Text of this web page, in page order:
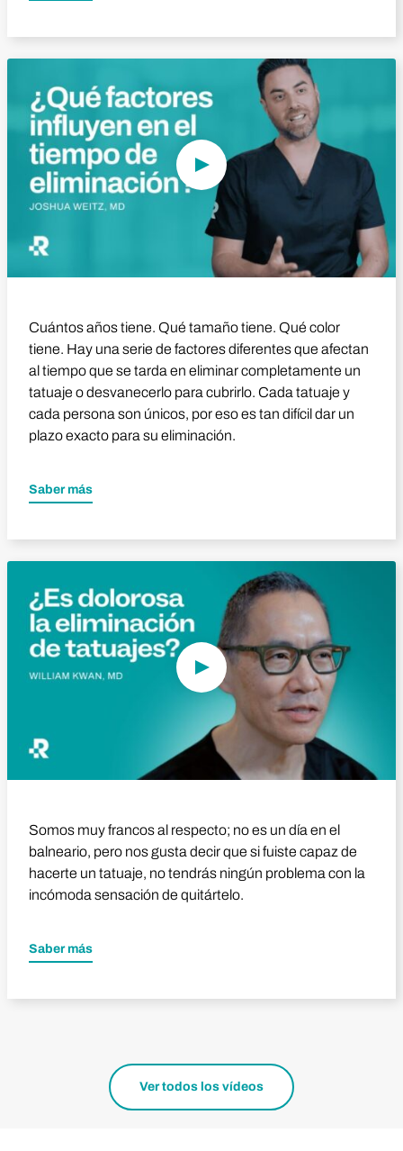
Reproducir vídeo
Cuántos años tiene. Qué tamaño tiene. Qué color
tiene. Hay una serie de factores diferentes que afectan
al tiempo que se tarda en eliminar completamente un
tatuaje o desvanecerlo para cubrirlo. Cada tatuaje y
cada persona son únicos, por eso es tan difícil dar un
plazo exacto para su eliminación.
Saber más
Reproducir vídeo
Somos muy francos al respecto; no es un día en el
balneario, pero nos gusta decir que si fuiste capaz de
hacerte un tatuaje, no tendrás ningún problema con la
incómoda sensación de quitártelo.
Saber más
Ver todos los vídeos